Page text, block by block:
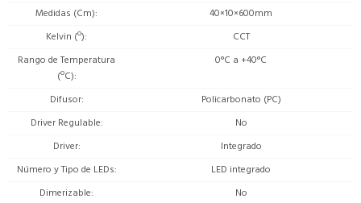
Medidas (Cm)
40×10×600mm
Kelvin (º)
CCT
Rango de Temperatura
(ºC)
0°C a +40°C
Difusor
Policarbonato (PC)
Driver Regulable
No
Driver
Integrado
Número y Tipo de LEDs
LED integrado
Dimerizable
No